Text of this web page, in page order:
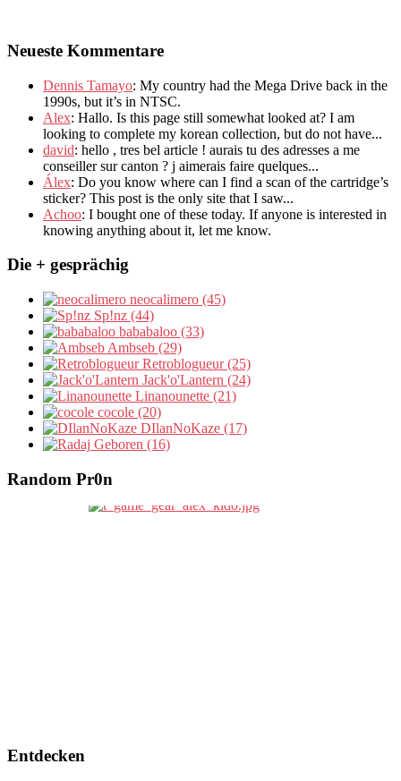
Neueste Kommentare
Dennis Tamayo: My country had the Mega Drive back in the
1990s, but it’s in NTSC.
Alex: Hallo. Is this page still somewhat looked at? I am
looking to complete my korean collection, but do not have...
david: hello , tres bel article ! aurais tu des adresses a me
conseiller sur canton ? j aimerais faire quelques...
Álex: Do you know where can I find a scan of the cartridge’s
sticker? This post is the only site that I saw...
Achoo: I bought one of these today. If anyone is interested in
knowing anything about it, let me know.
Die + gesprächig
neocalimero (45)
Sp!nz (44)
bababaloo (33)
Ambseb (29)
Retroblogueur (25)
Jack'o'Lantern (24)
Linanounette (21)
cocole (20)
DIlanNoKaze (17)
Geboren (16)
Random Pr0n
Entdecken